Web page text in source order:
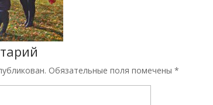
Обязательные поля помечены*